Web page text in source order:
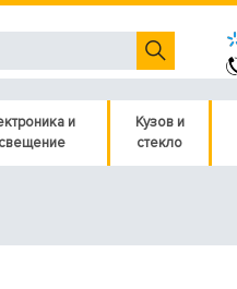
и
Кузов и
стекло